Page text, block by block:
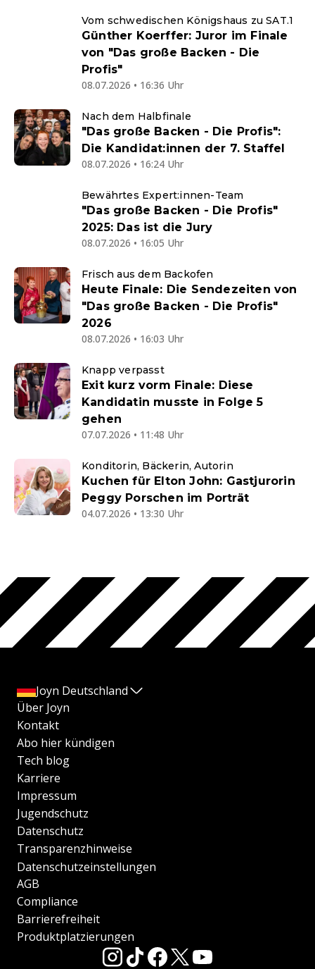
Vom schwedischen Königshaus zu SAT.1
Günther Koerffer: Juror im Finale
von "Das große Backen - Die
Profis"
08.07.2026 • 16:36 Uhr
Nach dem Halbfinale
"Das große Backen - Die Profis":
Die Kandidat:innen der 7. Staffel
08.07.2026 • 16:24 Uhr
Bewährtes Expert:innen-Team
"Das große Backen - Die Profis"
2025: Das ist die Jury
08.07.2026 • 16:05 Uhr
Frisch aus dem Backofen
Heute Finale: Die Sendezeiten von
"Das große Backen - Die Profis"
2026
08.07.2026 • 16:03 Uhr
Knapp verpasst
Exit kurz vorm Finale: Diese
Kandidatin musste in Folge 5
gehen
07.07.2026 • 11:48 Uhr
Konditorin, Bäckerin, Autorin
Kuchen für Elton John: Gastjurorin
Peggy Porschen im Porträt
04.07.2026 • 13:30 Uhr
Joyn Deutschland
Über Joyn
Kontakt
Abo hier kündigen
Tech blog
Karriere
Impressum
Jugendschutz
Datenschutz
Transparenzhinweise
Datenschutzeinstellungen
AGB
Compliance
Barrierefreiheit
Produktplatzierungen